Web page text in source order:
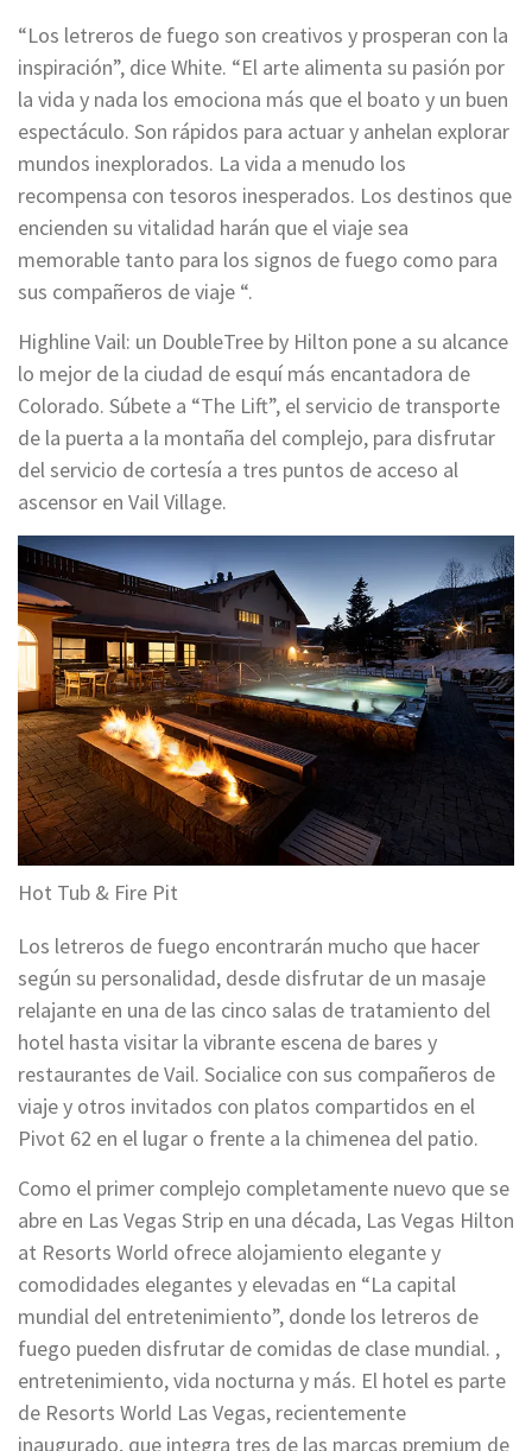
“Los letreros de fuego son creativos y prosperan con la
inspiración”, dice White. “El arte alimenta su pasión por
la vida y nada los emociona más que el boato y un buen
espectáculo. Son rápidos para actuar y anhelan explorar
mundos inexplorados. La vida a menudo los
recompensa con tesoros inesperados. Los destinos que
encienden su vitalidad harán que el viaje sea
memorable tanto para los signos de fuego como para
sus compañeros de viaje “.
Highline Vail: un DoubleTree by Hilton pone a su alcance
lo mejor de la ciudad de esquí más encantadora de
Colorado. Súbete a “The Lift”, el servicio de transporte
de la puerta a la montaña del complejo, para disfrutar
del servicio de cortesía a tres puntos de acceso al
ascensor en Vail Village.
Hot Tub & Fire Pit
Los letreros de fuego encontrarán mucho que hacer
según su personalidad, desde disfrutar de un masaje
relajante en una de las cinco salas de tratamiento del
hotel hasta visitar la vibrante escena de bares y
restaurantes de Vail. Socialice con sus compañeros de
viaje y otros invitados con platos compartidos en el
Pivot 62 en el lugar o frente a la chimenea del patio.
Como el primer complejo completamente nuevo que se
abre en Las Vegas Strip en una década, Las Vegas Hilton
at Resorts World ofrece alojamiento elegante y
comodidades elegantes y elevadas en “La capital
mundial del entretenimiento”, donde los letreros de
fuego pueden disfrutar de comidas de clase mundial. ,
entretenimiento, vida nocturna y más. El hotel es parte
de Resorts World Las Vegas, recientemente
inaugurado, que integra tres de las marcas premium de